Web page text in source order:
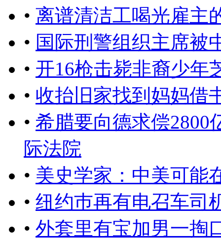
• 离谱清洁工喝光雇主
• 国际刑警组织主席被
• 开16枪击毙非裔少年
• 收抬旧家找到妈妈借
• 希腊要向德求偿2800
际法院
• 美史学家：中美可能
• 纽约巿再有电召车司
• 外套里有宝加男一掏